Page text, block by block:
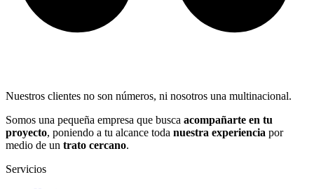
Nuestros clientes no son números, ni nosotros una multinacional.
Somos una pequeña empresa que busca acompañarte en tu
proyecto, poniendo a tu alcance toda nuestra experiencia por
medio de un trato cercano.
Servicios